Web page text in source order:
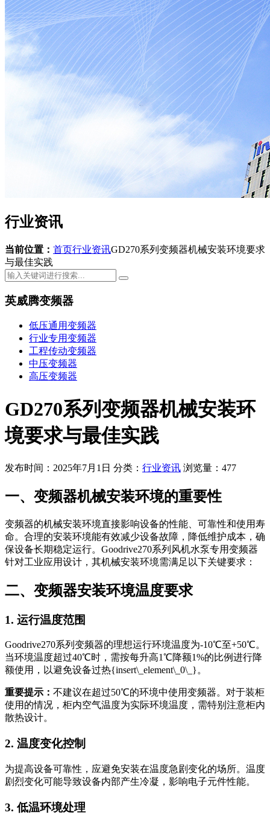
行业资讯
当前位置： 首页行业资讯GD270系列变频器机械安装环境要求
与最佳实践
英威腾变频器
低压通用变频器
行业专用变频器
工程传动变频器
中压变频器
高压变频器
GD270系列变频器机械安装环
境要求与最佳实践
发布时间：2025年7月1日 分类： 行业资讯 浏览量：477
一、变频器机械安装环境的重要性
变频器的机械安装环境直接影响设备的性能、可靠性和使用寿
命。合理的安装环境能有效减少设备故障，降低维护成本，确
保设备长期稳定运行。Goodrive270系列风机水泵专用变频器
针对工业应用设计，其机械安装环境需满足以下关键要求：
二、变频器安装环境温度要求
1. 运行温度范围
Goodrive270系列变频器的理想运行环境温度为-10℃至+50℃。
当环境温度超过40℃时，需按每升高1℃降额1%的比例进行降
额使用，以避免设备过热{insert\_element\_0\_}。
重要提示： 不建议在超过50℃的环境中使用变频器。对于装柜
使用的情况，柜内空气温度为实际环境温度，需特别注意柜内
散热设计。
2. 温度变化控制
为提高设备可靠性，应避免安装在温度急剧变化的场所。温度
剧烈变化可能导致设备内部产生冷凝，影响电子元件性能。
3. 低温环境处理